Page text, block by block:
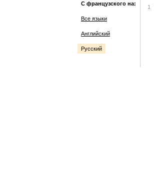
С французского на:
Все языки
Английский
Русский
1